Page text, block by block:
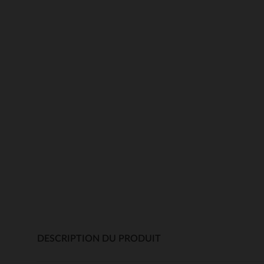
DESCRIPTION DU PRODUIT